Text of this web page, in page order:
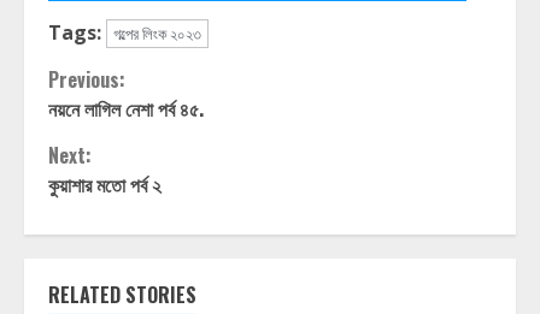
Tags: গল্পের লিংক ২০২৩
Continue
Reading
Previous:
নয়নে লাগিল নেশা পর্ব ৪৫.
Next:
কুয়াশার মতো পর্ব ২
RELATED STORIES